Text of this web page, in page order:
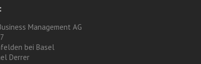
Management AG
bei Basel
Derrer